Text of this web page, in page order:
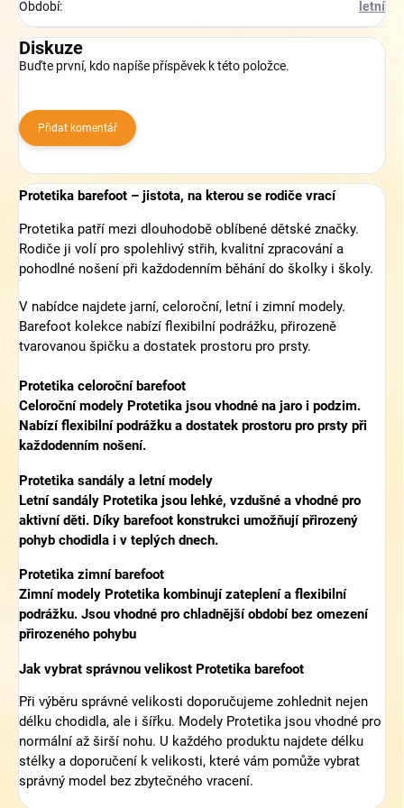
Období: letní
Diskuze
Buďte první, kdo napíše příspěvek k této položce.
Přidat komentář
Protetika barefoot – jistota, na kterou se rodiče vrací
Protetika patří mezi dlouhodobě oblíbené dětské značky.
Rodiče ji volí pro spolehlivý střih, kvalitní zpracování a
pohodlné nošení při každodenním běhání do školky i školy.
V nabídce najdete jarní, celoroční, letní i zimní modely.
Barefoot kolekce nabízí flexibilní podrážku, přirozeně
tvarovanou špičku a dostatek prostoru pro prsty.
Protetika celoroční barefoot
Celoroční modely Protetika jsou vhodné na jaro i podzim.
Nabízí flexibilní podrážku a dostatek prostoru pro prsty při
každodenním nošení.
Protetika sandály a letní modely
Letní sandály Protetika jsou lehké, vzdušné a vhodné pro
aktivní děti. Díky barefoot konstrukci umožňují přirozený
pohyb chodidla i v teplých dnech.
Protetika zimní barefoot
Zimní modely Protetika kombinují zateplení a flexibilní
podrážku. Jsou vhodné pro chladnější období bez omezení
přirozeného pohybu
Jak vybrat správnou velikost Protetika barefoot
Při výběru správné velikosti doporučujeme zohlednit nejen
délku chodidla, ale i šířku. Modely Protetika jsou vhodné pro
normální až širší nohu. U každého produktu najdete délku
stélky a doporučení k velikosti, které vám pomůže vybrat
správný model bez zbytečného vracení.